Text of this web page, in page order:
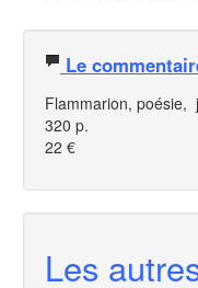
Le
Flammarion, poésie,
320 p.
22 €
Les